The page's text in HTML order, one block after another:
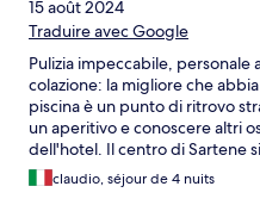
15 août 2024
Traduire avec Google
Pulizia impeccabile,
colazione: la migliore che
piscina è un punto di ritrovo
un aperitivo e conoscere altri
dell'hotel. Il centro di Sartene
a piedi o più comodamente in
rappresenta un'eccellenza in
claudio, séjour de 4 nuits